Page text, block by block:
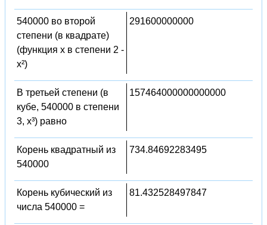
540000 во второй
степени (в квадрате)
(функция x в степени 2 -
x²)
291600000000
В третьей степени (в
кубе, 540000 в степени
3, x³) равно
157464000000000000
Корень квадратный из
540000
734.84692283495
Корень кубический из
числа 540000 =
81.432528497847